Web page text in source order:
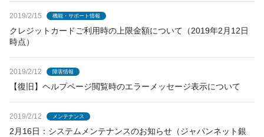
2019/2/15 機能・サポート情報
クレジットカードご利用時の上限金額について（2019年2月12日
時点）
2019/2/12 障害情報
【復旧】ヘルプページ閲覧時のエラーメッセージ表示について
2019/2/12 メンテナンス
2月16日：システムメンテナンスのお知らせ（ジャパンネット銀